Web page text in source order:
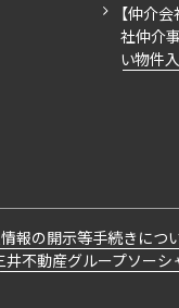
【仲介
社仲介
い物件
報の開示等手続きにつ
井不動産グループソー